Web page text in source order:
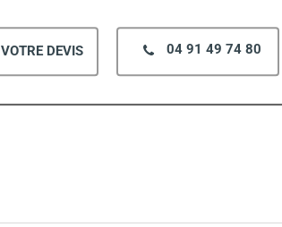
VOTRE DEVIS 04 91 49 74 80